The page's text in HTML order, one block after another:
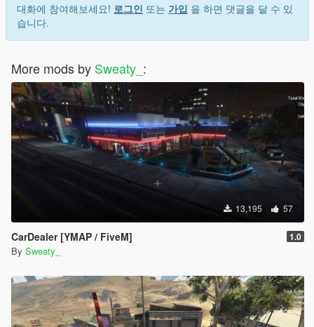
대화에 참여해보세요! 로그인 또는 가입 을 하면 댓글을 달 수 있
습니다.
More mods by Sweaty_ :
13,195 57
CarDealer [YMAP / FiveM] 1.0
By Sweaty_